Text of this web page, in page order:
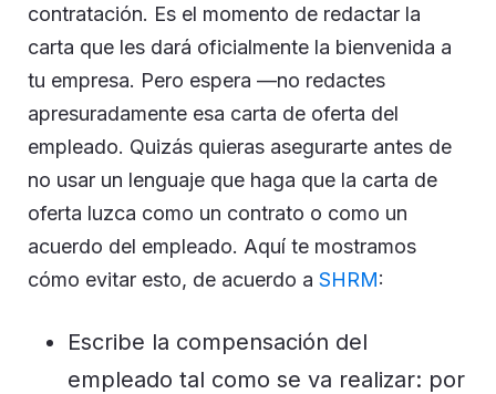
contratación. Es el momento de redactar la
carta que les dará oficialmente la bienvenida a
tu empresa. Pero espera —no redactes
apresuradamente esa carta de oferta del
empleado. Quizás quieras asegurarte antes de
no usar un lenguaje que haga que la carta de
oferta luzca como un contrato o como un
acuerdo del empleado. Aquí te mostramos
cómo evitar esto, de acuerdo a SHRM:
Escribe la compensación del
empleado tal como se va realizar: por